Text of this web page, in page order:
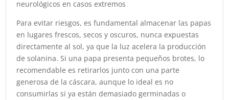
neurológicos en casos extremos
Para evitar riesgos, es fundamental almacenar las papas
en lugares frescos, secos y oscuros, nunca expuestas
directamente al sol, ya que la luz acelera la producción
de solanina. Si una papa presenta pequeños brotes, lo
recomendable es retirarlos junto con una parte
generosa de la cáscara, aunque lo ideal es no
consumirlas si ya están demasiado germinadas o